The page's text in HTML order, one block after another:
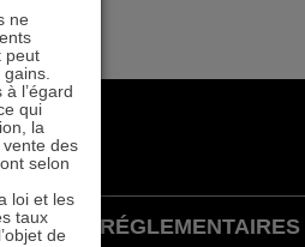
RÉGLEMENTAIRES
ne
peut
l’égard
qui
la
des
selon
loi et les
taux
de